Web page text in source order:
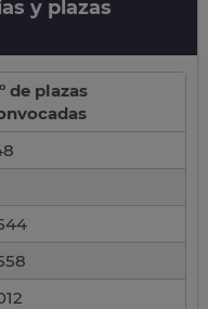
y plazas
de plazas